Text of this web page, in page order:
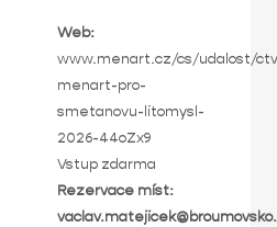
Web:
www.menart.cz/cs/udalost/
menart-pro-
smetanovu-litomysl-
2026-44oZx9
Vstup zdarma
Rezervace míst: